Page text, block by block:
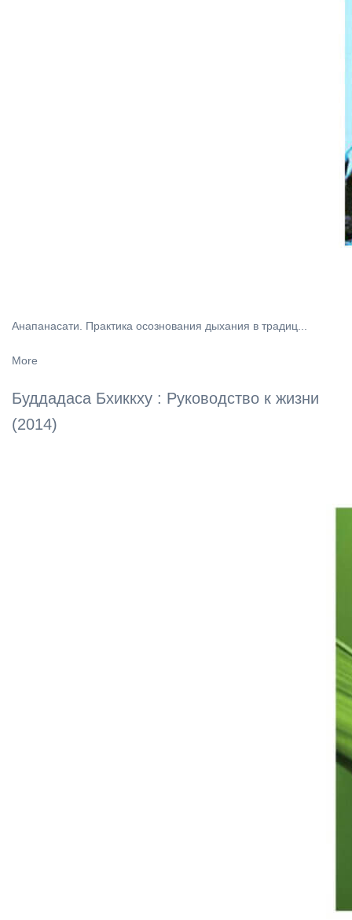
Анапанасати. Практика осознования дыхания в традиц...
More
Буддадаса Бхиккху : Руководство к жизни
(2014)